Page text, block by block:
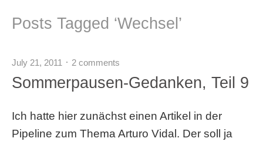
Posts Tagged ‘Wechsel’
July 21, 2011 2 comments
Sommerpausen-Gedanken, Teil 9
Ich hatte hier zunächst einen Artikel in der
Pipeline zum Thema Arturo Vidal. Der soll ja